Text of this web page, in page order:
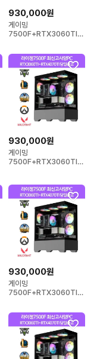
930,000원
게이밍
7500F+RTX3060TI~
930,000원
게이밍
7500F+RTX3060TI~
930,000원
게이밍
7500F+RTX3060TI~